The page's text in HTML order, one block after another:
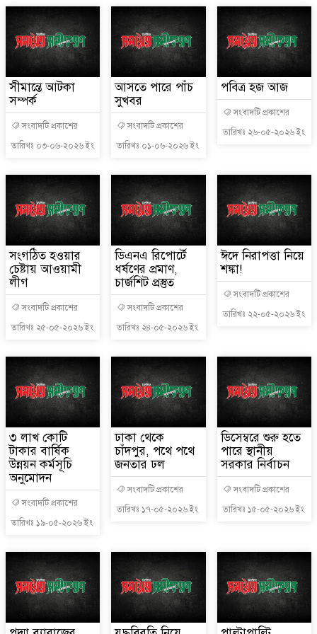
সীমান্তে আটকা
সম্পর্ক
সংবাদটি প্রকাশের
তারিখঃ ০৩-০৬-২০২৬ ইং
আসতে পারে পাঁচ
সুখবর
সংবাদটি প্রকাশের
তারিখঃ ০১-০৬-২০২৬ ইং
পবিত্র হজ আজ
সংবাদটি প্রকাশের
তারিখঃ ২৬-০৫-২০২৬ ইং
সংগঠিত হওয়ার
চেষ্টায় আওয়ামী
লীগ
সংবাদটি প্রকাশের
তারিখঃ ২৫-০৫-২০২৬ ইং
ডিএনএ রিপোর্টে
ধর্ষণের প্রমাণ,
চার্জশিট প্রস্তুত
সংবাদটি প্রকাশের
তারিখঃ ২৪-০৫-২০২৬ ইং
ঈদে নিরাপত্তা নিয়ে
শঙ্কা!
সংবাদটি প্রকাশের
তারিখঃ ২২-০৫-২০২৬ ইং
৩ লাখ কোটি
টাকার বার্ষিক
উন্নয়ন কর্মসূচি
অনুমোদন
সংবাদটি প্রকাশের
তারিখঃ ১৯-০৫-২০২৬ ইং
ঢাকা থেকে
চাঁদপুর, পথে পথে
জনতার ঢল
সংবাদটি প্রকাশের
তারিখঃ ১৭-০৫-২০২৬ ইং
ডিসেম্বরে শুরু হতে
পারে স্থানীয়
সরকার নির্বাচন
সংবাদটি প্রকাশের
তারিখঃ ১৫-০৫-২০২৬ ইং